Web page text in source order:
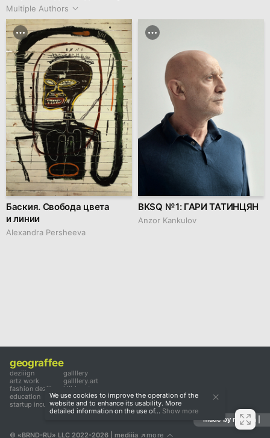
Multiple Authors
Баския. Свобода цвета
и линии
Alexandra Persheeva
BKSQ № 1: ГАРИ ТАТИНЦЯН
Anzor Kankulov
geograffee
deziiign
artz work
fashion deziiign
education
startup incubator
gallllery
gallllery.art
kiiids.art
made by mediiia |
© «BRND-RU» LLC 2022-2026 | mediiia more
We use cookies to improve the operation of the
website and to enhance its usability. More
detailed information on the use of... Show more